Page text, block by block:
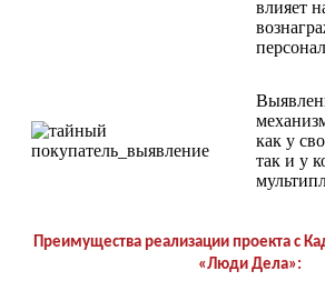
влияет
как у
так и у
Преимущества реализации проекта с
«Люди Дела»: